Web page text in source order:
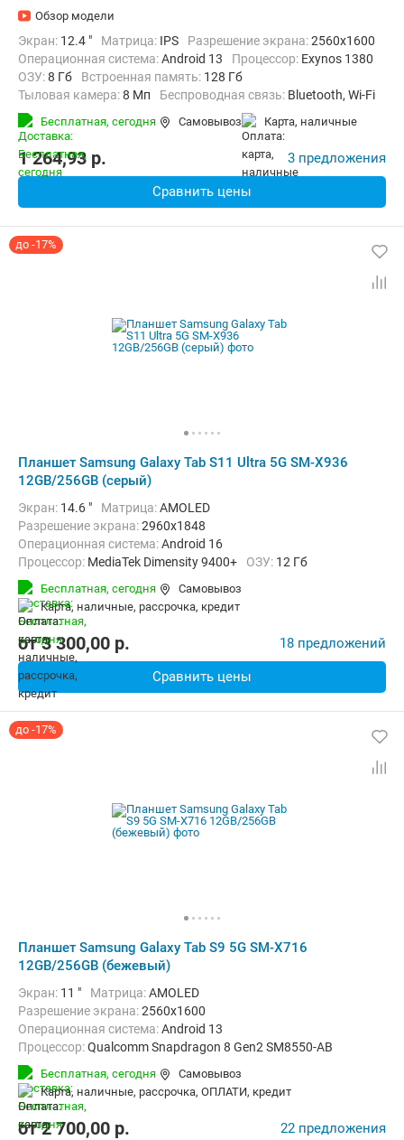
Обзор модели
Экран: 12.4 " Матрица: IPS Разрешение экрана:2560x1600
Операционная система:Android 13 Процессор: Exynos 1380
ОЗУ:8 Гб Встроенная память: 128 Гб
Тыловая камера:8 Мп Беспроводная связь: Bluetooth, Wi-Fi
Комплектация:
627 г
Бесплатная, сегодня Самовывоз карта, наличные
1 264,93 p. 3 предложения
Сравнить цены
до -17%
Планшет Samsung Galaxy Tab S11 Ultra 5G SM-X936
12GB/256GB (серый)
Экран: 14.6 " Матрица:AMOLED
Разрешение экрана:2960x1848
Операционная система:Android 16
Процессор: MediaTek Dimensity 9400+ ОЗУ: 12 Гб
Встроенная память:
Беспроводная связь:
4G (LTE), 5G, Bluetooth, Wi-Fi
Комплектация:
Перо (стилус) Вес:
Бесплатная, сегодня
Самовывоз
карта, наличные, рассрочка, кредит
от3 300,00 p. 18 предложений
Сравнить цены
до -17%
Планшет Samsung Galaxy Tab S9 5G SM-X716
12GB/256GB (бежевый)
Экран: 11 " Матрица:AMOLED
Разрешение экрана:2560x1600
Операционная система:Android 13
Процессор:Qualcomm Snapdragon 8 Gen2 SM8550-AB
ОЗУ:
Тыловая камера:
13 Мп
Беспроводная связь:
5G, Bluetooth, Wi-Fi
Комплектация:
Бесплатная, сегодня
Самовывоз
карта, наличные, рассрочка, ОПЛАТИ, кредит
от2 700,00 p. 22 предложения